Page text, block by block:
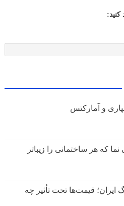
کنید:
و آمارکتس
نما که هر ساختمانی را زیباتر
ایران؛ قیمت‌ها تحت تأثیر چه